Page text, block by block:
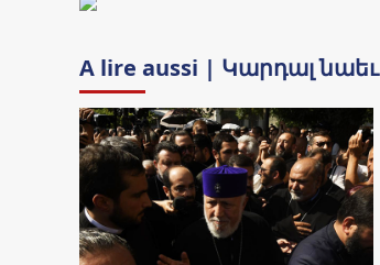
A lire aussi | Կարդալ նաեւ